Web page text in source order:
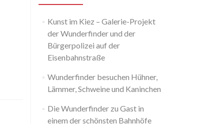
Kunst im Kiez – Galerie-Projekt
der Wunderfinder und der
Bürgerpolizei auf der
Eisenbahnstraße
Wunderfinder besuchen Hühner,
Lämmer, Schweine und Kaninchen
Die Wunderfinder zu Gast in
einem der schönsten Bahnhöfe